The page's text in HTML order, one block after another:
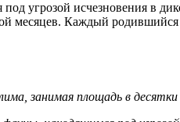
угрозой исчезновения в
месяцев. Каждый
занимая площадь в десятки